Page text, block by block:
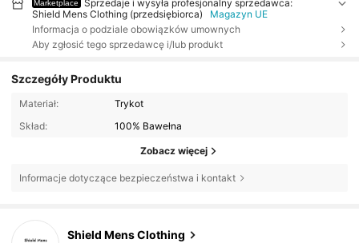
Marketplace
Sprzedaje i wysyła profesjonalny sprzedawca:
Shield Mens Clothing (przedsiębiorca)
Magazyn UE
Informacja o podziale obowiązków umownych
Aby zgłosić tego sprzedawcę i/lub produkt
Szczegóły Produktu
Materiał:
Trykot
Skład:
100% Bawełna
Zobacz więcej
Informacje dotyczące bezpieczeństwa i kontakt
Shield Mens Clothing